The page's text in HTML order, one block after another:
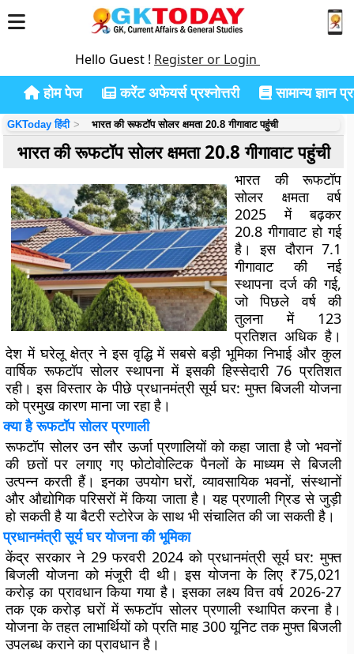
Hello Guest ! Register or Login
होम पेज करेंट अफेयर्स प्रश्नोत्तरी सामान्य ज्ञान
GKToday हिंदी भारत की रूफटॉप सोलर क्षमता 20.8 गीगावाट पहुंची
भारत की रूफटॉप सोलर क्षमता 20.8 गीगावाट पहुंची
भारत की रूफटॉप
सोलर क्षमता वर्ष
2025 में बढ़कर
20.8 गीगावाट हो गई
है। इस दौरान 7.1
गीगावाट की नई
स्थापना दर्ज की गई,
जो पिछले वर्ष की
तुलना में 123
प्रतिशत अधिक है।
देश में घरेलू क्षेत्र ने इस वृद्धि में सबसे बड़ी भूमिका निभाई और कुल
वार्षिक रूफटॉप सोलर स्थापना में इसकी हिस्सेदारी 76 प्रतिशत
रही। इस विस्तार के पीछे प्रधानमंत्री सूर्य घर: मुफ्त बिजली योजना
को प्रमुख कारण माना जा रहा है।
क्या है रूफटॉप सोलर प्रणाली
रूफटॉप सोलर उन सौर ऊर्जा प्रणालियों को कहा जाता है जो भवनों
की छतों पर लगाए गए फोटोवोल्टिक पैनलों के माध्यम से बिजली
उत्पन्न करती हैं। इनका उपयोग घरों, व्यावसायिक भवनों, संस्थानों
और औद्योगिक परिसरों में किया जाता है। यह प्रणाली ग्रिड से जुड़ी
हो सकती है या बैटरी स्टोरेज के साथ भी संचालित की जा सकती है।
प्रधानमंत्री सूर्य घर योजना की भूमिका
केंद्र सरकार ने 29 फरवरी 2024 को प्रधानमंत्री सूर्य घर: मुफ्त
बिजली योजना को मंजूरी दी थी। इस योजना के लिए ₹75,021
करोड़ का प्रावधान किया गया है। इसका लक्ष्य वित्त वर्ष 2026-27
तक एक करोड़ घरों में रूफटॉप सोलर प्रणाली स्थापित करना है।
योजना के तहत लाभार्थियों को प्रति माह 300 यूनिट तक मुफ्त बिजली
उपलब्ध कराने का प्रावधान है।